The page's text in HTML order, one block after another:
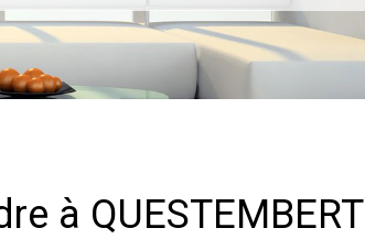
à QUESTEMBERT